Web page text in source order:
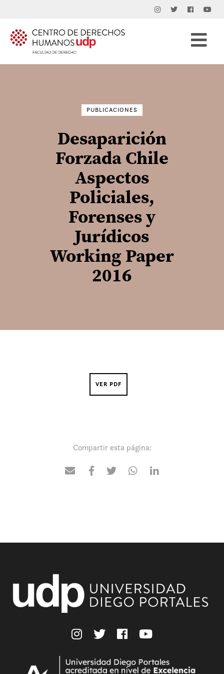
PUBLICACIONES
Desaparición
Forzada Chile
Aspectos
Policiales,
Forenses y
Jurídicos
Working Paper
2016
VER PDF
Compartir esta página: